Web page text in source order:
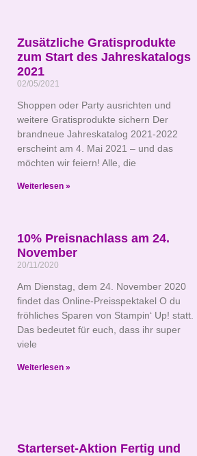
Zusätzliche Gratisprodukte
zum Start des Jahreskatalogs
2021
02/05/2021
Shoppen oder Party ausrichten und
weitere Gratisprodukte sichern Der
brandneue Jahreskatalog 2021-2022
erscheint am 4. Mai 2021 – und das
möchten wir feiern! Alle, die
Weiterlesen »
10% Preisnachlass am 24.
November
20/11/2020
Am Dienstag, dem 24. November 2020
findet das Online-Preisspektakel O du
fröhliches Sparen von Stampin‘ Up! statt.
Das bedeutet für euch, dass ihr super
viele
Weiterlesen »
Starterset-Aktion Fertig und